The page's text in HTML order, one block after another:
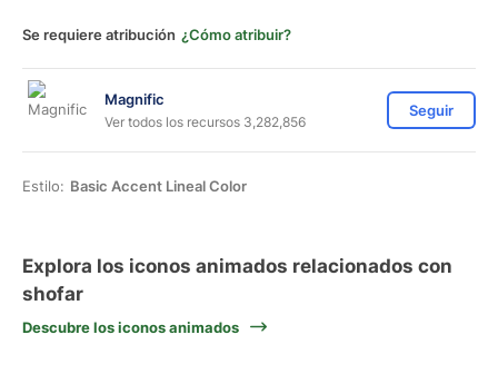
Se requiere atribución ¿Cómo atribuir?
Magnific
Ver todos los recursos 3,282,856
Seguir
Estilo: Basic Accent Lineal Color
Explora los iconos animados relacionados con
shofar
Descubre los iconos animados